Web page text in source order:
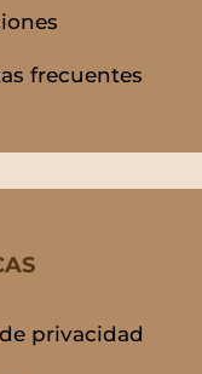
frecuentes
privacidad